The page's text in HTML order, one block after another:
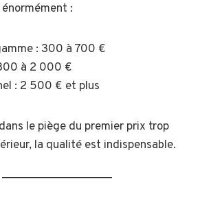
:
: 300 à 700 €
à 2 000 €
: 2 500 € et plus
le piège du premier prix trop
la qualité est indispensable.